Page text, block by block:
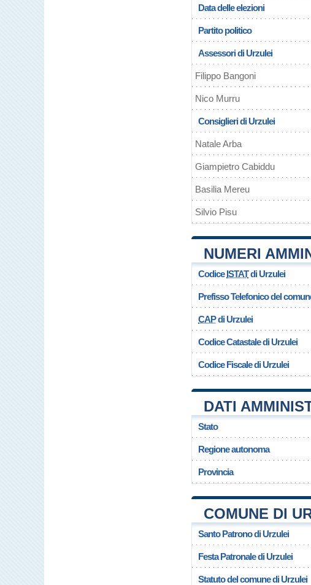
Data delle elezioni
Partito politico
Assessori di Urzulei
Filippo Bangoni
Nico Murru
Consiglieri di Urzulei
Natale Arba
Giampietro Cabiddu
Basilia Mereu
Silvio Pisu
NUMERI
CodiceISTATdi Urzulei
Prefisso Telefonico del
CAPdi Urzulei
Codice Catastale di Urzulei
Codice Fiscale di Urzulei
DATI
Stato
Regione autonoma
Provincia
COMUNE DI
Santo Patrono di Urzulei
Festa Patronale di Urzulei
Statuto del comune di Urzulei